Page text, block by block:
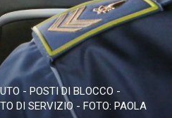
- POSTI DI BLOCCO -
DI SERVIZIO - FOTO: PAOLA